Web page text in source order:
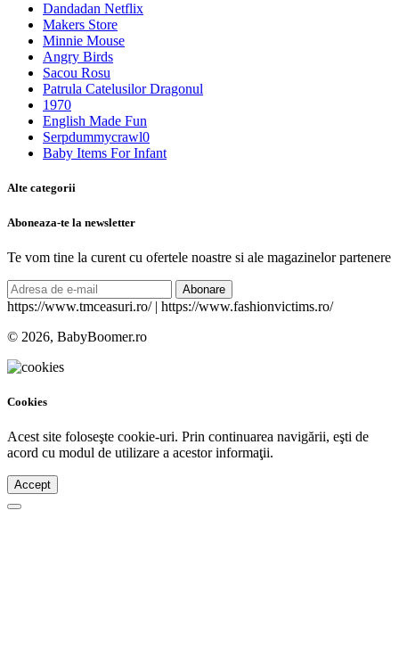
Dandadan Netflix
Makers Store
Minnie Mouse
Angry Birds
Sacou Rosu
Patrula Catelusilor Dragonul
1970
English Made Fun
Serpdummycrawl0
Baby Items For Infant
Alte categorii
Aboneaza-te la newsletter
Te vom tine la curent cu ofertele noastre si ale magazinelor partenere
Abonare
https://www.tmceasuri.ro/ | https://www.fashionvictims.ro/
© 2026, BabyBoomer.ro
Cookies
Acest site foloseşte cookie-uri. Prin continuarea navigării, eşti de
acord cu modul de utilizare a acestor informaţii.
Accept